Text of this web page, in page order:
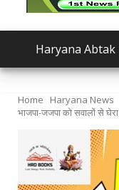
Haryana Abtak
Home Haryana News
भाजपा-जजपा को सवालों से घेरा